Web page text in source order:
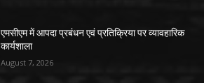
एमसीएम में आपदा प्रबंधन एवं प्रतिक्रिया पर व्यावहारिक
कार्यशाला
August 7, 2026